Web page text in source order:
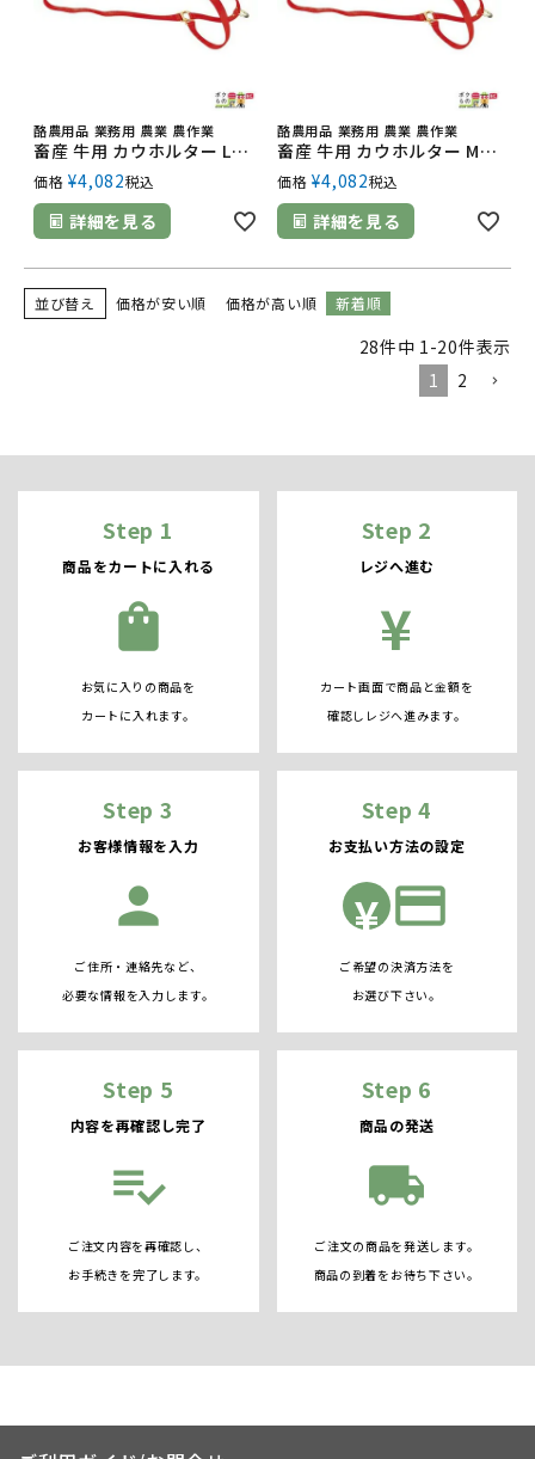
酪農用品 業務用 農業 農作業
畜産 牛用 カウホルター Lサイズ 赤32452 青32457 緑32462 21カ月以上 畜産 酪農 牧畜 産業動物 牛 豚 養豚 家畜 畜産用品 酪農用品
価格 ¥4,082税込
詳細を見る
酪農用品 業務用 農業 農作業
畜産 牛用 カウホルター MMサイズ 赤32454 青32459 緑32464 15～20カ月 畜産 酪農 牧畜 産業動物 牛 豚 養豚 家畜 畜産用品 酪農用品
価格 ¥4,082税込
詳細を見る
並び替え 価格が安い順 価格が高い順 新着順
28件中 1 -20件表示
1
2
Step 1
商品をカートに入れる
shopping_bag
お気に入りの商品を
カートに入れます。
Step 2
レジへ進む
¥
カート画面で商品と金額を
確認しレジへ進みます。
Step 3
お客様情報を入力
person
ご住所・連絡先など、
必要な情報を入力します。
Step 4
お支払い方法の設定
¥ credit_card
ご希望の決済方法を
お選び下さい。
Step 5
内容を再確認し完了
playlist_add_check
ご注文内容を再確認し、
お手続きを完了します。
Step 6
商品の発送
local_shipping
ご注文の商品を発送します。
商品の到着をお待ち下さい。